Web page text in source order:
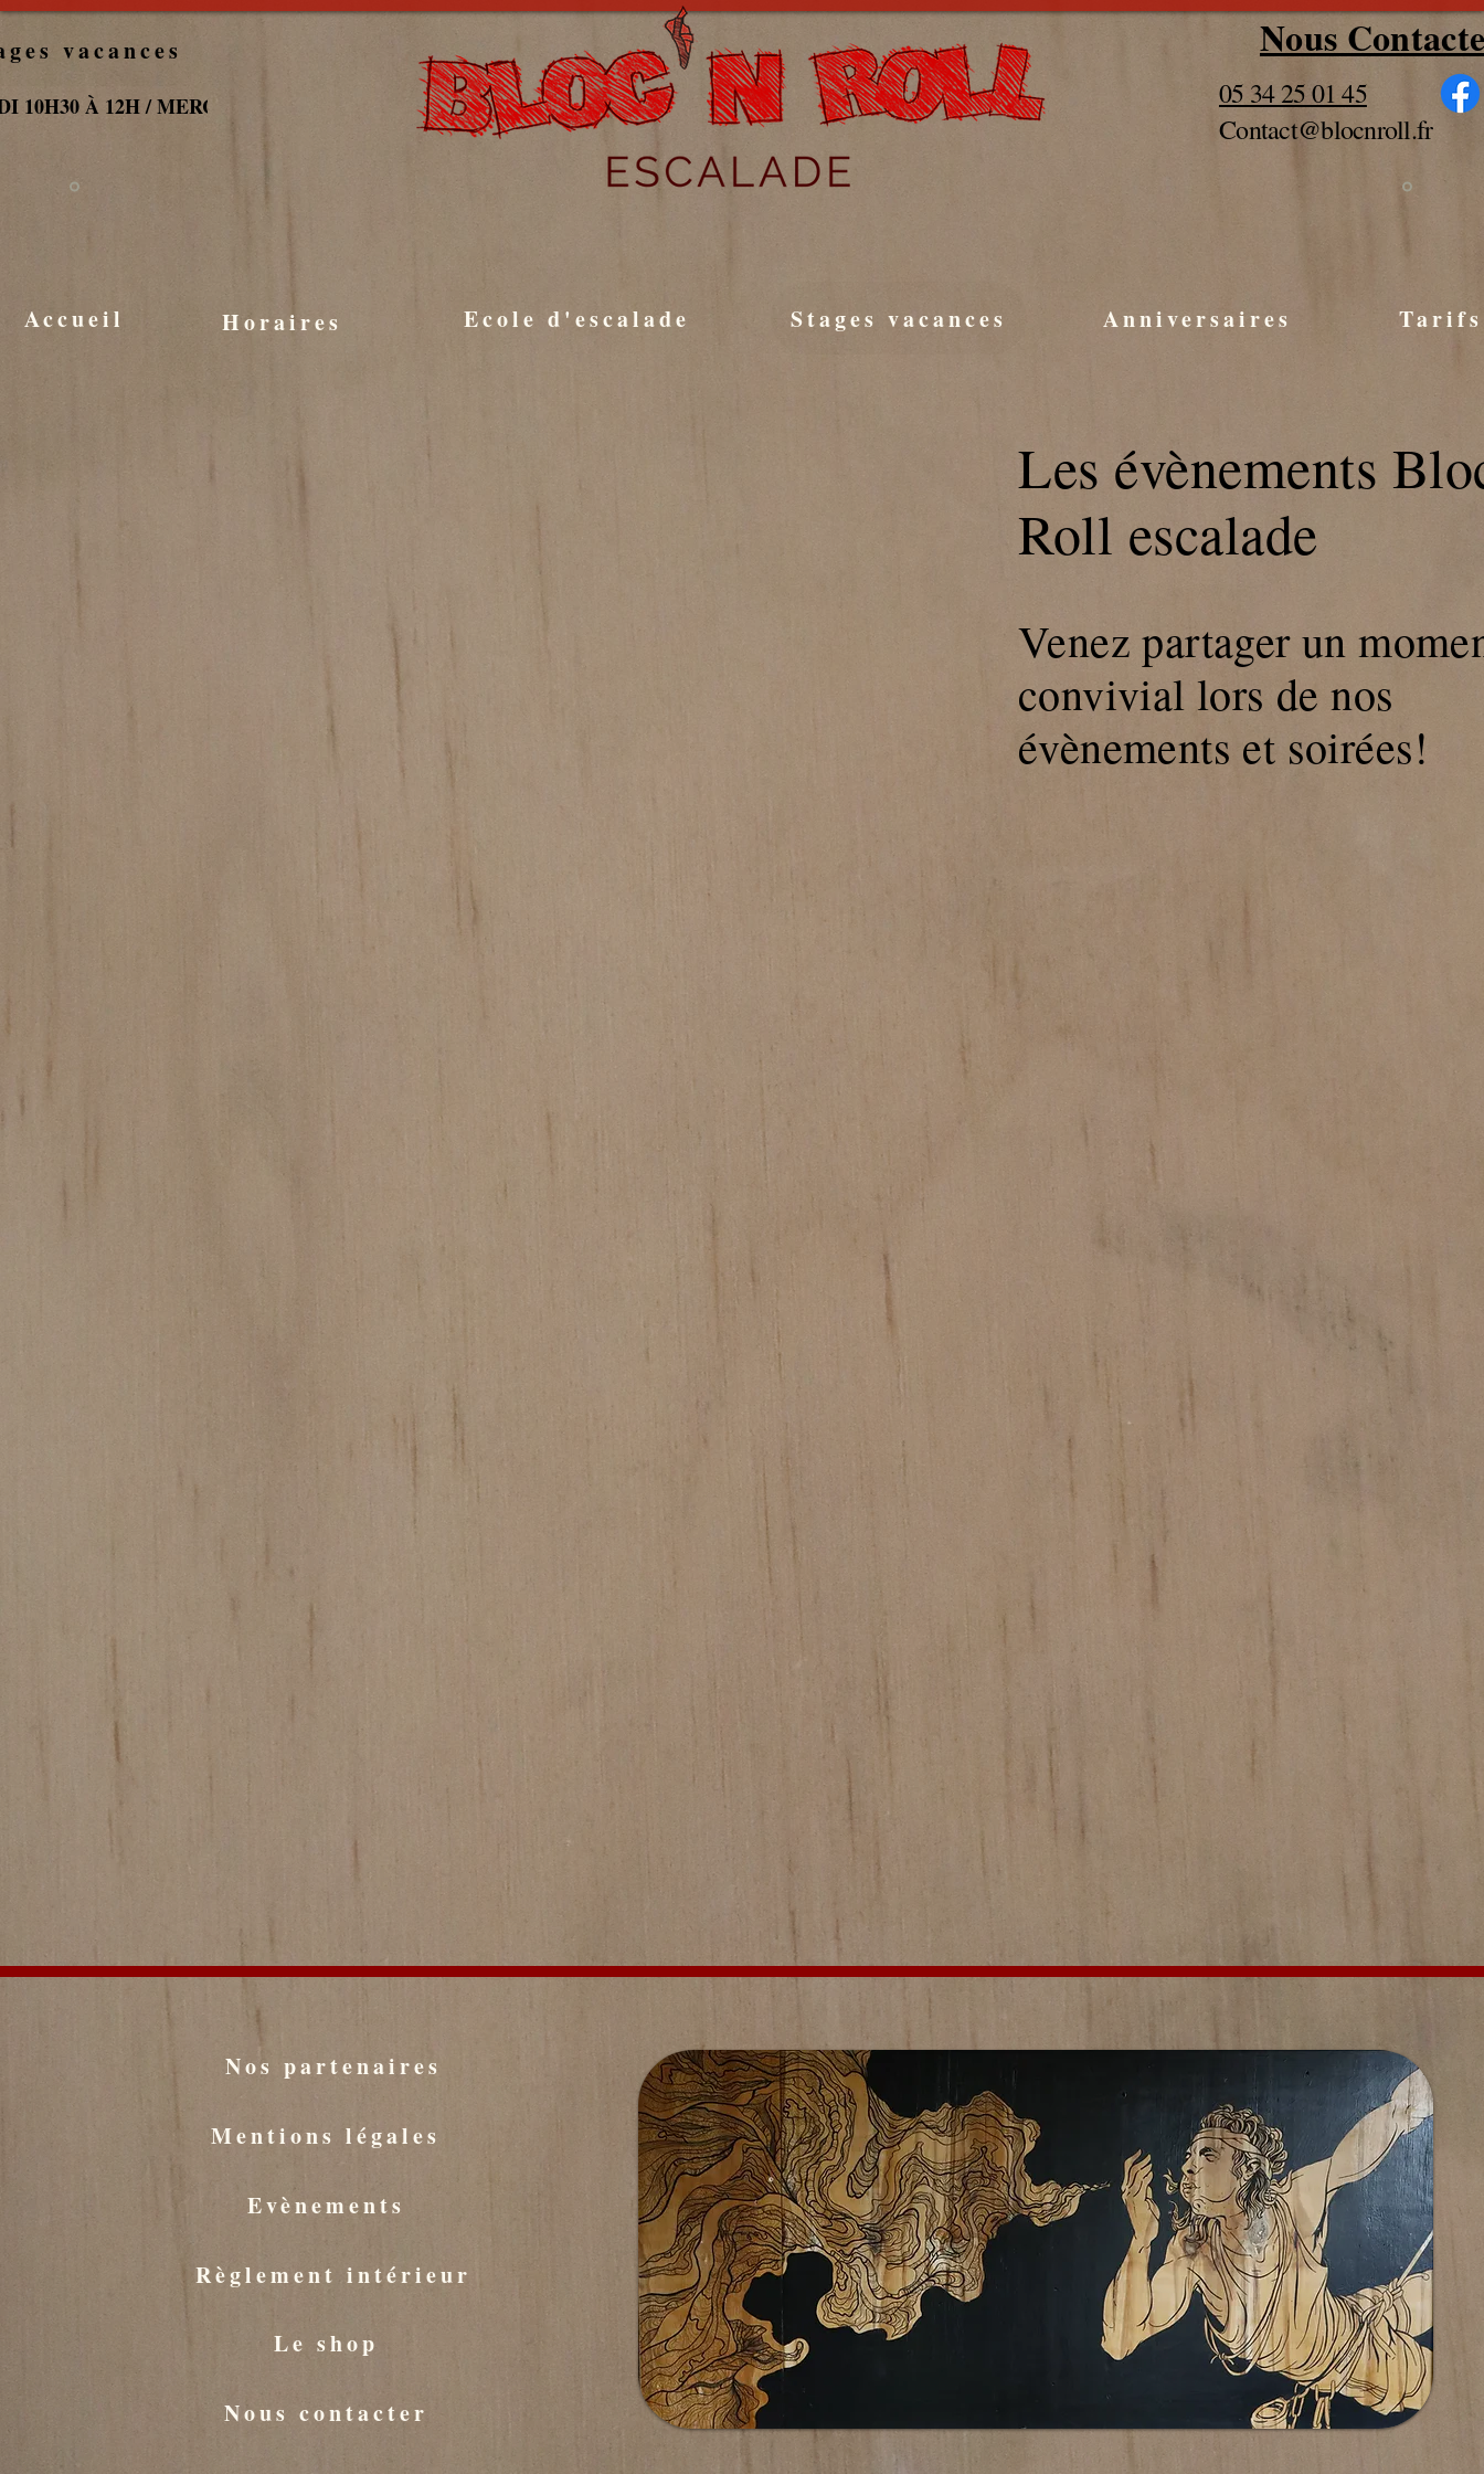
vacances
10H30 À 12H / MERCREDI 10H30 À 12H / JEUDI 10H30 À 12H
Nous
05 34 25 01 45
Contact@blocnroll.fr
Accueil Horaires Ecole d'escalade Stages vacances Anniversaires Tarifs
Les évènements
Roll escalade
Venez partager un
convivial lors de nos
évènements et soirées!
Nos partenaires
Evènements
Le shop
Mentions légales
Règlement intérieur
Nous contacter